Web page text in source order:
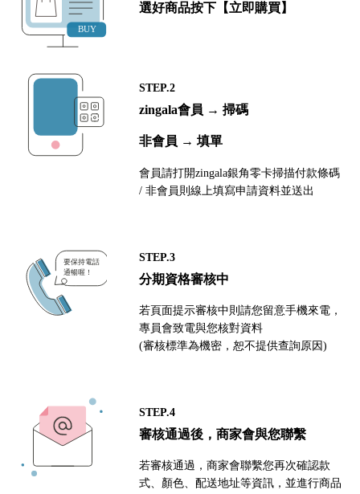
選好商品按下【立即購買】
STEP.2
zingala會員 → 掃碼
非會員 → 填單
會員請打開zingala銀角零卡掃描付款條碼
/ 非會員則線上填寫申請資料並送出
STEP.3
分期資格審核中
若頁面提示審核中則請您留意手機來電，
專員會致電與您核對資料
(審核標準為機密，恕不提供查詢原因)
STEP.4
審核通過後，商家會與您聯繫
若審核通過，商家會聯繫您再次確認款
式、顏色、配送地址等資訊，並進行商品